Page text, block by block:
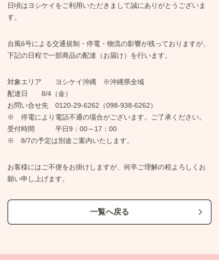
日頃はヨシケイをご利用いただきまして誠にありがとうございま
す。
台風6号による交通規制・停電・物流の影響が残っておりますが、
下記の日程で一部商品の配達（お届け）を行います。
対象エリア ヨシケイ沖縄 ※沖縄県全域
配達日 8/4（金）
お問い合せ先 0120-29-6262（098-938-6262）
※ 停電により電話不通の場合がございます。ご了承ください。
受付時間 平日9：00～17：00
※ 8/7の予定は別途ご案内いたします。
お客様にはご不便をお掛けしますが、何卒ご理解の程よろしくお
願い申し上げます。
一覧へ戻る